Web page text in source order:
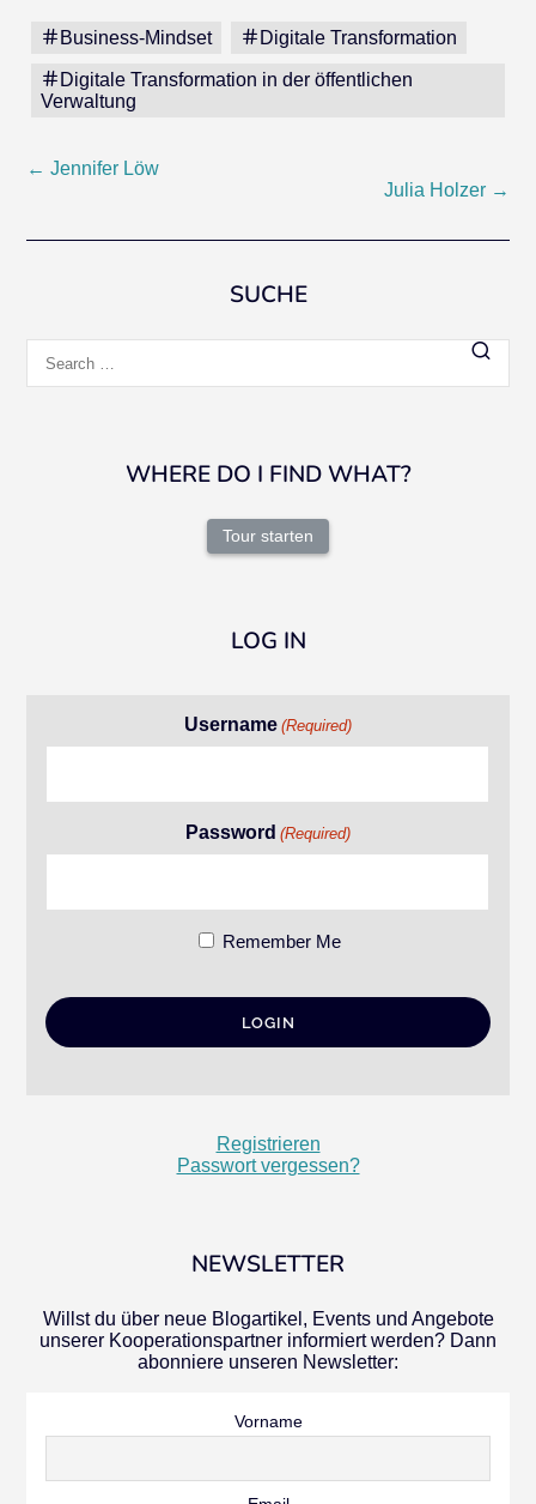
Business-Mindset Digitale Transformation
Digitale Transformation in der öffentlichen
Verwaltung
Post
← Jennifer Löw
Julia Holzer →
SUCHE
for:
WHERE DO I FIND WHAT?
Tour starten
LOG IN
Username (Required)
Password (Required)
Remember Me
Registrieren
Passwort vergessen?
NEWSLETTER
Willst du über neue Blogartikel, Events und Angebote
unserer Kooperationspartner informiert werden? Dann
abonniere unseren Newsletter:
Vorname